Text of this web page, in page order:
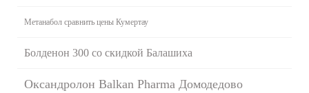
Метанабол сравнить цены Кумертау
Болденон 300 со скидкой Балашиха
Оксандролон Balkan Pharma Домодедово